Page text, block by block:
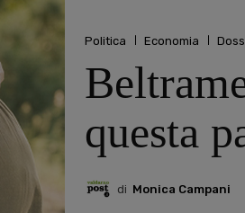
Politica Economia
questa
di Monica Campani